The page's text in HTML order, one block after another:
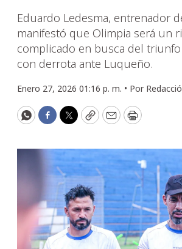
Eduardo Ledesma, entrenador
manifestó que Olimpia será un
complicado en busca del
con derrota ante Luqueño.
Enero 27, 2026 01:16 p. m. • Por
WhatsApp
Facebook
Twitter
CopyEmailPrint